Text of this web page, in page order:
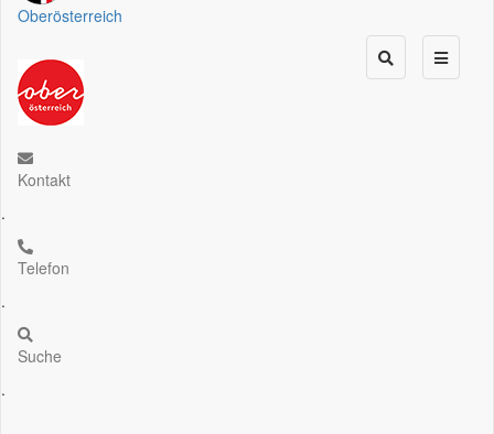
Oberösterreich
Kontakt
.
Telefon
.
Suche
.